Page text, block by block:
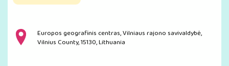
Europos geografinis centras, Vilniaus rajono savivaldybė,
Vilnius County, 15130, Lithuania